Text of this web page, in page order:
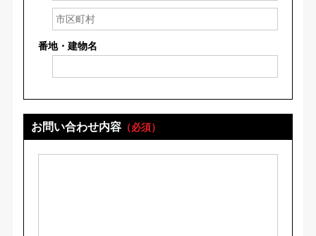
番地・建物名
お問い合わせ内容（必須）